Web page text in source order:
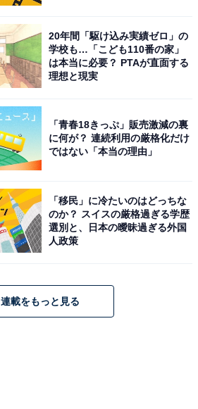
20年間「駆け込み実績ゼロ」の
学校も…「こども110番の家」
は本当に必要？ PTAが直面する
理想と現実
「青春18きっぷ」販売激減の裏
に何が？ 連続利用の厳格化だけ
ではない「本当の理由」
「移民」に冷たいのはどっちな
のか？ スイスの厳格過ぎる学歴
選別と、日本の曖昧過ぎる外国
人政策
連載をもっと見る